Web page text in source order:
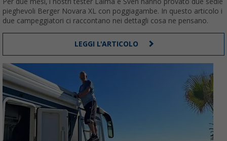
pieghevoli Berger Novara XL con poggiagambe. In questo articolo i
due campeggiatori ci raccontano nei dettagli cosa ne pensano.
LEGGI L'ARTICOLO